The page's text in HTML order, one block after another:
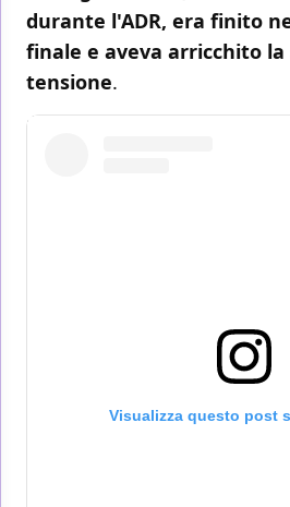
durante l'ADR, era finito
finale e aveva arricchito la
tensione.
Visualizza questo post